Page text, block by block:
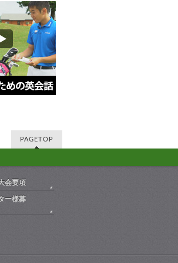
PAGETOP
会要項
ー様募